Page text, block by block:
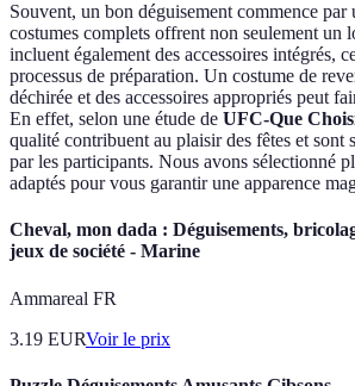
Souvent, un bon déguisement commence par
costumes complets offrent non seulement un
incluent également des accessoires intégrés,
processus de préparation. Un costume de
déchirée et des accessoires appropriés peut
En effet, selon une étude de UFC-Que
qualité contribuent au plaisir des fêtes et sont
par les participants. Nous avons sélectionné
adaptés pour vous garantir une apparence
Cheval, mon dada : Déguisements,
jeux de société - Marine
Ammareal FR
3.19 EURVoir le prix